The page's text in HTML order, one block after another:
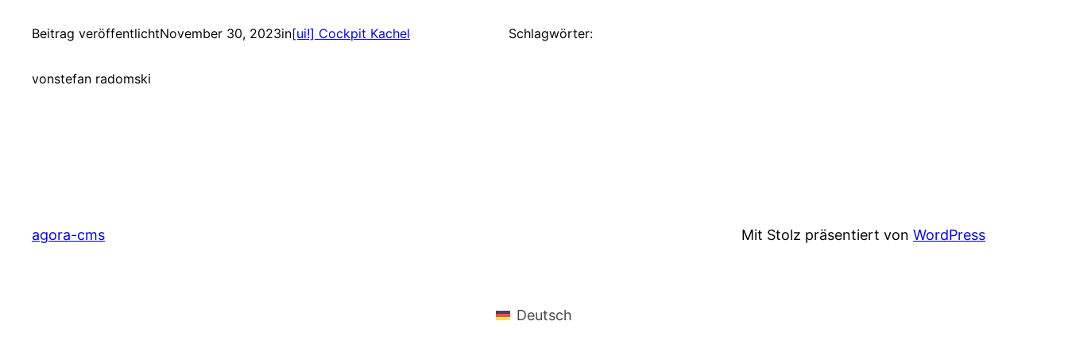
Beitrag veröffentlichtNovember 30, 2023in[ui!] Cockpit Kachel
vonstefan radomski
Schlagwörter:
agora-cms Mit Stolz präsentiert von WordPress
Deutsch